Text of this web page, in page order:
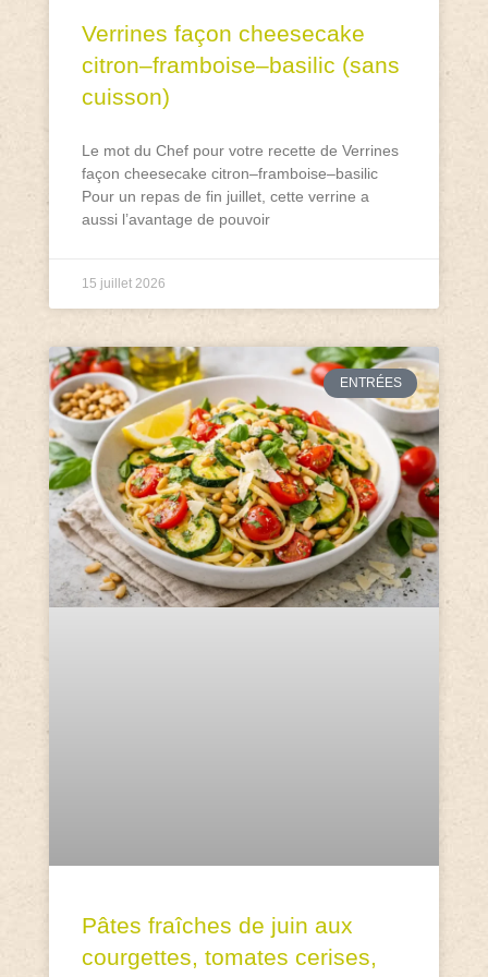
Verrines façon cheesecake
citron–framboise–basilic (sans
cuisson)
Le mot du Chef pour votre recette de Verrines
façon cheesecake citron–framboise–basilic
Pour un repas de fin juillet, cette verrine a
aussi l’avantage de pouvoir
15 juillet 2026
ENTRÉES
Pâtes fraîches de juin aux
courgettes, tomates cerises,